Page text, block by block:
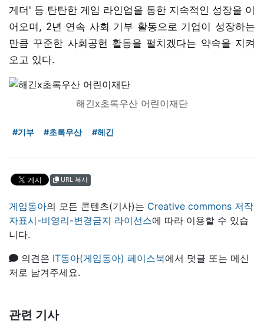
게더' 등 탄탄한 게임 라인업을 통한 지속적인 성장을 이
어오며, 2년 연속 사회 기부 활동으로 기업이 성장하는
만큼 꾸준한 사회공헌 활동을 펼치겠다는 약속을 지켜
오고 있다.
해긴x초록우산 어린이재단
#기부 #초록우산 #헤긴
URL 복사
게임동아의 모든 콘텐츠(기사)는 Creative commons 저작
자표시-비영리-변경금지 라이선스에 따라 이용할 수 있습
니다.
의견은 IT동아(게임동아) 페이스북에서 덧글 또는 메신
저로 남겨주세요.
관련 기사